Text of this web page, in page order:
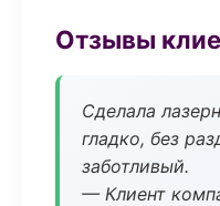
Отзывы
Сделала
гладко, без
заботливый.
— Клиент